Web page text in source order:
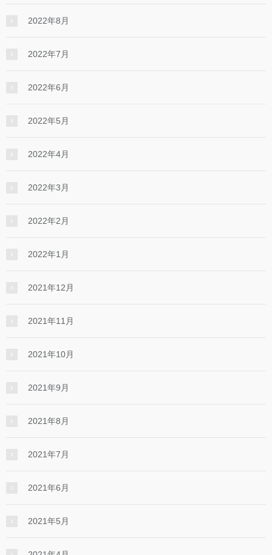
2022年8月
2022年7月
2022年6月
2022年5月
2022年4月
2022年3月
2022年2月
2022年1月
2021年12月
2021年11月
2021年10月
2021年9月
2021年8月
2021年7月
2021年6月
2021年5月